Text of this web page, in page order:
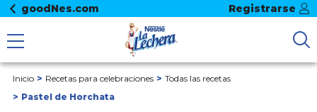
goodNes.com Registrarse
Inicio Recetas para celebraciones
Todas las recetas
Pastel de Horchata